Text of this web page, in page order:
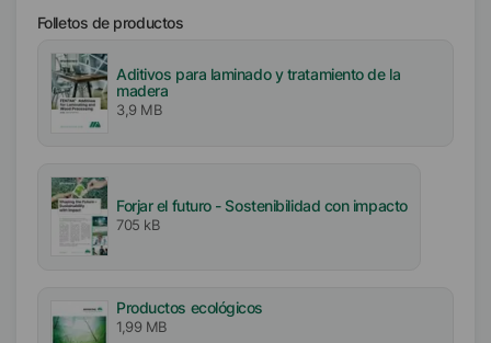
Folletos de productos
Aditivos para laminado y tratamiento de la
madera
3,9 MB
Forjar el futuro - Sostenibilidad con impacto
705 kB
Productos ecológicos
1,99 MB